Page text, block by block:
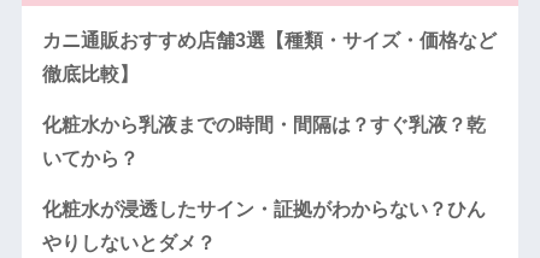
カニ通販おすすめ店舗3選【種類・サイズ・価格など
徹底比較】
化粧水から乳液までの時間・間隔は？すぐ乳液？乾
いてから？
化粧水が浸透したサイン・証拠がわからない？ひん
やりしないとダメ？